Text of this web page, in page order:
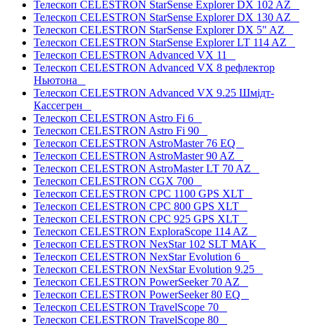
Телескоп CELESTRON StarSense Explorer DX 102 AZ
Телескоп CELESTRON StarSense Explorer DX 130 AZ
Телескоп CELESTRON StarSense Explorer DX 5" AZ
Телескоп CELESTRON StarSense Explorer LT 114 AZ
Телескоп CELESTRON Advanced VX 11
Телескоп CELESTRON Advanced VX 8 рефлектор
Ньютона
Телескоп CELESTRON Advanced VX 9.25 Шмідт-
Кассегрен
Телескоп CELESTRON Astro Fi 6
Телескоп CELESTRON Astro Fi 90
Телескоп CELESTRON AstroMaster 76 EQ
Телескоп CELESTRON AstroMaster 90 AZ
Телескоп CELESTRON AstroMaster LT 70 AZ
Телескоп CELESTRON CGX 700
Телескоп CELESTRON CPC 1100 GPS XLT
Телескоп CELESTRON CPC 800 GPS XLT
Телескоп CELESTRON CPC 925 GPS XLT
Телескоп CELESTRON ExploraScope 114 AZ
Телескоп CELESTRON NexStar 102 SLT MAK
Телескоп CELESTRON NexStar Evolution 6
Телескоп CELESTRON NexStar Evolution 9.25
Телескоп CELESTRON PowerSeeker 70 AZ
Телескоп CELESTRON PowerSeeker 80 EQ
Телескоп CELESTRON TravelScope 70
Телескоп CELESTRON TravelScope 80